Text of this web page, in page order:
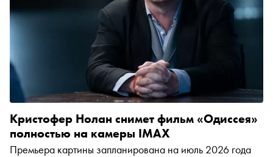
Кристофер Нолан снимет фильм «Одиссея»
полностью на камеры IMAX
Премьера картины запланирована на июль 2026 года